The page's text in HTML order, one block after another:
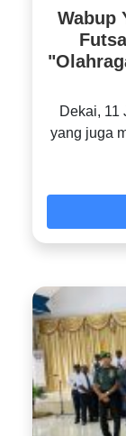
Wabup
‎Dekai, 11
yang juga